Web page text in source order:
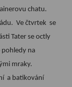
chatu.
Ve čtvrtek se
Tater se octly
pohledy na
mraky.
a batikování